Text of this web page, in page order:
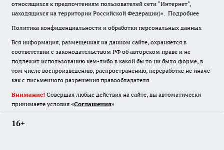
относящихся к предпочтениям пользователей сети "Интернет",
находящихся на территории Российской Федерации)». Подробнее
Политика конфиденциальности и обработки персональных данных
Вся информация, размещенная на данном сайте, охраняется в
соответствии с законодательством РФ об авторском праве и не
подлежит использованию кем-либо в какой бы то ни было форме, в
том числе воспроизведению, распространению, переработке не иначе
как с письменного разрешения правообладателя.
Внимание! Совершая любые действия на сайте, вы автоматически
принимаете условия «Cоглашения»
16+